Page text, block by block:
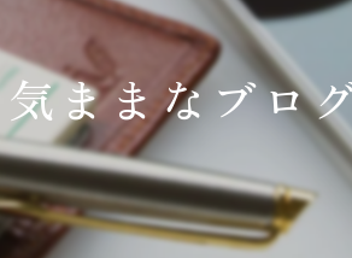
腰痛
女性
疲れ
気ままなブロ